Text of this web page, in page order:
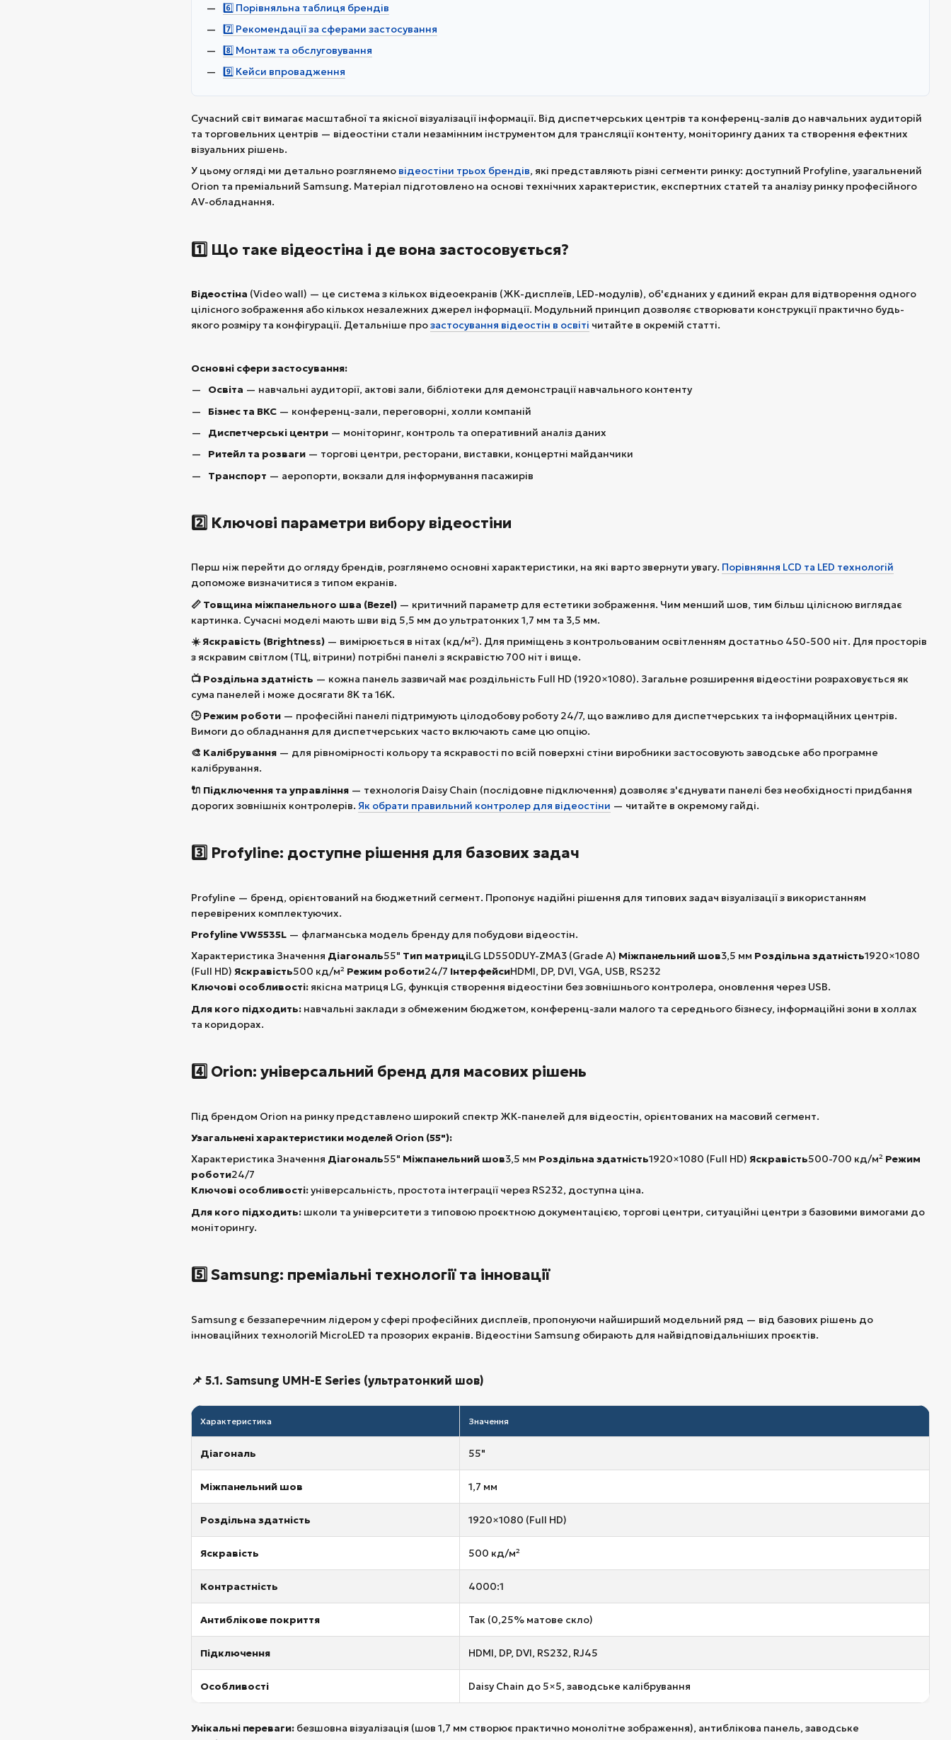
6️⃣ Порівняльна таблиця брендів
7️⃣ Рекомендації за сферами застосування
8️⃣ Монтаж та обслуговування
9️⃣ Кейси впровадження
Сучасний світ вимагає масштабної та якісної візуалізації інформації. Від диспетчерських центрів та конференц-залів до навчальних аудиторій
та торговельних центрів — відеостіни стали незамінним інструментом для трансляції контенту, моніторингу даних та створення ефектних
візуальних рішень.
У цьому огляді ми детально розглянемо відеостіни трьох брендів, які представляють різні сегменти ринку: доступний Profyline, узагальнений
Orion та преміальний Samsung. Матеріал підготовлено на основі технічних характеристик, експертних статей та аналізу ринку професійного
AV-обладнання.
1️⃣ Що таке відеостіна і де вона застосовується?
Відеостіна (Video wall) — це система з кількох відеоекранів (ЖК-дисплеїв, LED-модулів), об'єднаних у єдиний екран для відтворення одного
цілісного зображення або кількох незалежних джерел інформації. Модульний принцип дозволяє створювати конструкції практично будь-
якого розміру та конфігурації. Детальніше прозастосування відеостін в освіті читайте в окремій статті.
Основні сфери застосування:
Освіта — навчальні аудиторії, актові зали, бібліотеки для демонстрації навчального контенту
Бізнес та ВКС — конференц-зали, переговорні, холли компаній
Диспетчерські центри — моніторинг, контроль та оперативний аналіз даних
Ритейл та розваги — торгові центри, ресторани, виставки, концертні майданчики
Транспорт — аеропорти, вокзали для інформування пасажирів
2️⃣ Ключові параметри вибору відеостіни
Перш ніж перейти до огляду брендів, розглянемо основні характеристики, на які варто звернути увагу. Порівняння LCD та LED технологій
допоможе визначитися з типом екранів.
📏 Товщина міжпанельного шва (Bezel) — критичний параметр для естетики зображення. Чим менший шов, тим більш цілісною виглядає
картинка. Сучасні моделі мають шви від 5,5 мм до ультратонких 1,7 мм та 3,5 мм.
☀️ Яскравість (Brightness) — вимірюється в нітах (кд/м²). Для приміщень з контрольованим освітленням достатньо 450-500 ніт. Для просторів
з яскравим світлом (ТЦ, вітрини) потрібні панелі з яскравістю 700 ніт і вище.
📺 Роздільна здатність — кожна панель зазвичай має роздільність Full HD (1920×1080). Загальне розширення відеостіни розраховується як
сума панелей і може досягати 8K та 16K.
🕒 Режим роботи — професійні панелі підтримують цілодобову роботу 24/7, що важливо для диспетчерських та інформаційних центрів.
Вимоги до обладнання для диспетчерських часто включають саме цю опцію.
🎨 Калібрування — для рівномірності кольору та яскравості по всій поверхні стіни виробники застосовують заводське або програмне
калібрування.
🔌 Підключення та управління — технологія Daisy Chain (послідовне підключення) дозволяє з'єднувати панелі без необхідності придбання
дорогих зовнішніх контролерів. Як обрати правильний контролер для відеостіни — читайте в окремому гайді.
3️⃣ Profyline: доступне рішення для базових задач
Profyline — бренд, орієнтований на бюджетний сегмент. Пропонує надійні рішення для типових задач візуалізації з використанням
перевірених комплектуючих.
Profyline VW5535L — флагманська модель бренду для побудови відеостін.
Характеристика Значення Діагональ55" Тип матриціLG LD550DUY-ZMA3 (Grade A) Міжпанельний шов3,5 мм Роздільна здатність1920×1080
(Full HD) Яскравість500 кд/м² Режим роботи24/7 ІнтерфейсиHDMI, DP, DVI, VGA, USB, RS232
Ключові особливості: якісна матриця LG, функція створення відеостіни без зовнішнього контролера, оновлення через USB.
Для кого підходить: навчальні заклади з обмеженим бюджетом, конференц-зали малого та середнього бізнесу, інформаційні зони в холлах
та коридорах.
4️⃣ Orion: універсальний бренд для масових рішень
Під брендом Orion на ринку представлено широкий спектр ЖК-панелей для відеостін, орієнтованих на масовий сегмент.
Узагальнені характеристики моделей Orion (55"):
Характеристика Значення Діагональ55" Міжпанельний шов3,5 мм Роздільна здатність1920×1080 (Full HD) Яскравість500-700 кд/м² Режим
роботи24/7
Ключові особливості:універсальність, простота інтеграції через RS232, доступна ціна.
Для кого підходить: школи та університети з типовою проєктною документацією, торгові центри, ситуаційні центри з базовими вимогами до
моніторингу.
5️⃣ Samsung: преміальні технології та інновації
Samsung є беззаперечним лідером у сфері професійних дисплеїв, пропонуючи найширший модельний ряд — від базових рішень до
інноваційних технологій MicroLED та прозорих екранів. Відеостіни Samsung обирають для найвідповідальніших проєктів.
📌 5.1. Samsung UMH-E Series (ультратонкий шов)
Характеристика Значення
Діагональ 55"
Міжпанельний шов 1,7 мм
Роздільна здатність 1920×1080 (Full HD)
Яскравість 500 кд/м²
Контрастність 4000:1
Антиблікове покриття Так (0,25% матове скло)
Підключення HDMI, DP, DVI, RS232, RJ45
Особливості Daisy Chain до 5×5, заводське калібрування
Унікальні переваги: безшовна візуалізація (шов 1,7 мм створює практично монолітне зображення), антиблікова панель, заводське